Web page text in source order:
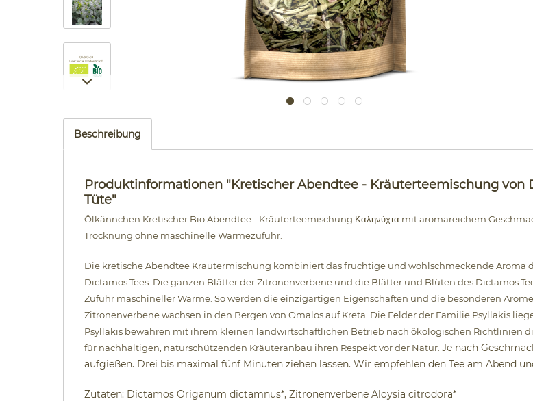
Beschreibung
Produktinformationen "Kretischer Abendtee - Kräuterteemischung von
Tüte"
Ölkännchen Kretischer Bio Abendtee - Kräuterteemischung Καληνύχτα mit aromareichem
Trocknung ohne maschinelle Wärmezufuhr.
Die kretische Abendtee Kräutermischung kombiniert das fruchtige und wohlschmeckende Aroma
Dictamos Tees. Die ganzen Blätter der Zitronenverbene und die Blätter und Blüten des Dictamos
Zufuhr maschineller Wärme. So werden die einzigartigen Eigenschaften und die besonderen
Zitronenverbene wachsen in den Bergen von Omalos auf Kreta. Die Felder der Familie Psyllakis
Psyllakis bewahren mit ihrem kleinen landwirtschaftlichen Betrieb nach ökologischen Richtlinien
für nachhaltigen, naturschützenden Kräuteranbau ihren Respekt vor der Natur. Je nach
aufgießen. Drei bis maximal fünf Minuten ziehen lassen. Wir empfehlen den Tee am Abend
Zutaten: Dictamos Origanum dictamnus*, Zitronenverbene Aloysia citrodora*